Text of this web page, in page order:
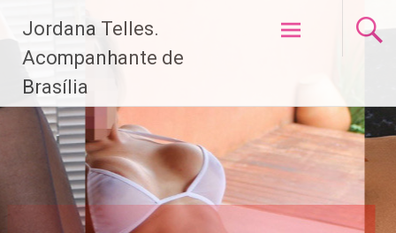
paraJordana Telles.
Acompanhante de
Brasília